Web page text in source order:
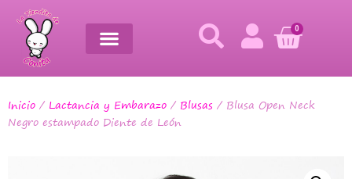
0
Inicio / Lactancia y Embarazo / Blusas / Blusa Open Neck
Negro estampado Diente de León